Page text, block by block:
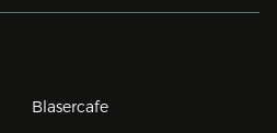
Blasercafe